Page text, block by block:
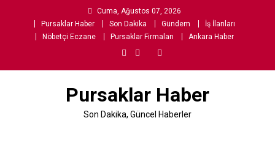
Cuma, Ağustos 07, 2026
Pursaklar Haber
Son Dakika Gündem
İş İlanları
Nöbetçi Eczane
Pursaklar Firmaları Ankara Haber
Pursaklar Haber
Son Dakika, Güncel Haberler